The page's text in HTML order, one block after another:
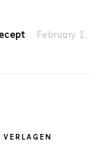
February 1,